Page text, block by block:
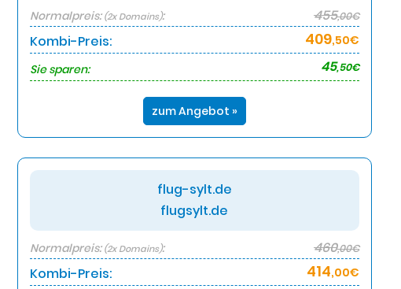
Normalpreis:(2x Domains): 455,00€
Kombi-Preis: 409,50€
Sie sparen:
45,50€
zum Angebot »
flug-sylt.de
flugsylt.de
Normalpreis:(2x Domains): 460,00€
Kombi-Preis: 414,00€